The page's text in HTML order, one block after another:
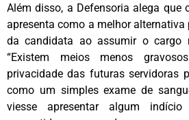
Além disso, a Defensoria alega que
apresenta como a melhor
da candidata ao assumir o cargo
“Existem meios menos
privacidade das futuras servidoras
como um simples exame de
viesse apresentar algum